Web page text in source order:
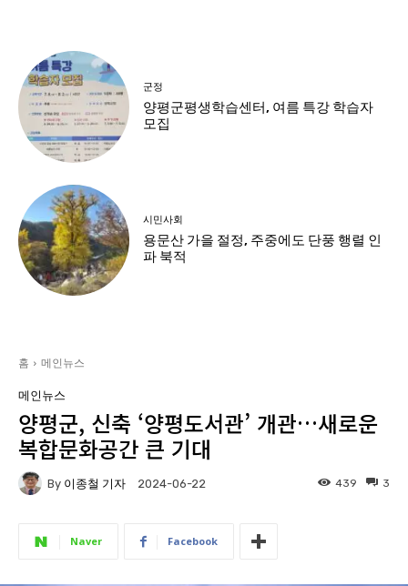
군정
양평군평생학습센터, 여름 특강 학습자
모집
시민사회
용문산 가을 절정, 주중에도 단풍 행렬 인
파 북적